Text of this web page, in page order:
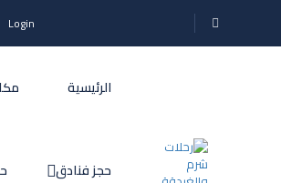
Login
الرئيسية
حجز فنادق